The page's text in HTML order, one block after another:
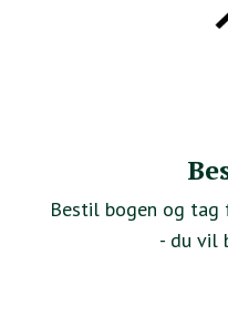
Bestil bogen og
- du vil